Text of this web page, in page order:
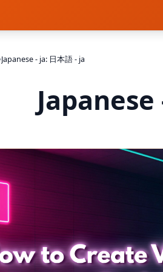
Japanese - ja: 日本語 - ja